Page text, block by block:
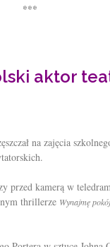
***
aktor
na zajęcia
przed kamerą w
thrillerze Wynajmę